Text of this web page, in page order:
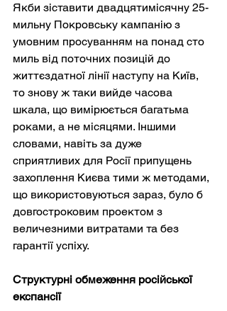
Якби зіставити двадцятимісячну 25-
мильну Покровську кампанію з
умовним просуванням на понад сто
миль від поточних позицій до
життєздатної лінії наступу на Київ,
то знову ж таки вийде часова
шкала, що вимірюється багатьма
роками, а не місяцями. Іншими
словами, навіть за дуже
сприятливих для Росії припущень
захоплення Києва тими ж методами,
що використовуються зараз, було б
довгостроковим проектом з
величезними витратами та без
гарантії успіху.
Структурні обмеження російської
експансії